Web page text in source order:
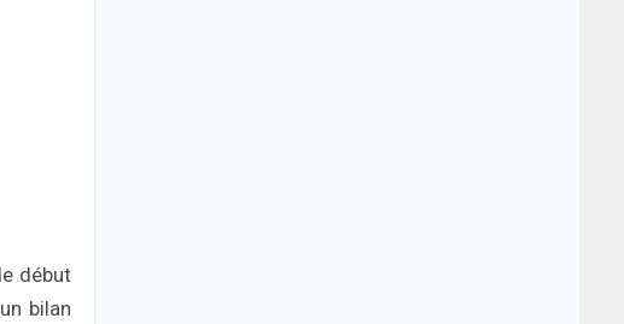
début
bilan